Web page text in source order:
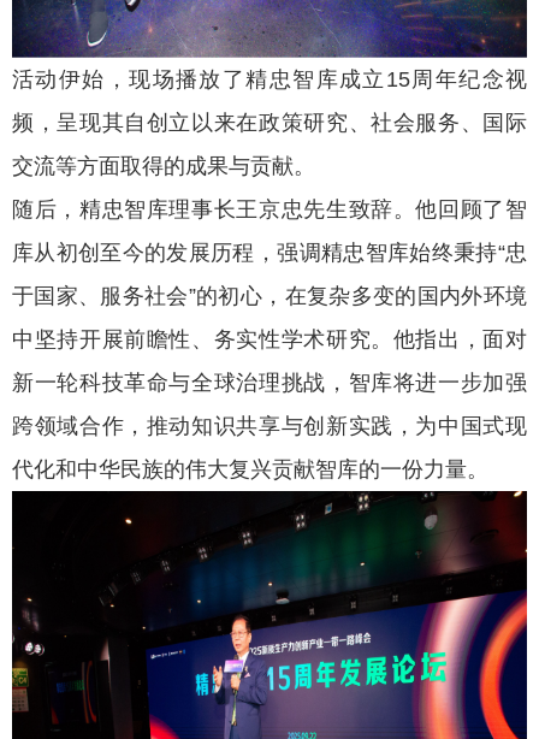
活动伊始，现场播放了精忠智库成立15周年纪念视
频，呈现其自创立以来在政策研究、社会服务、国际
交流等方面取得的成果与贡献。
随后，精忠智库理事长王京忠先生致辞。他回顾了智
库从初创至今的发展历程，强调精忠智库始终秉持“忠
于国家、服务社会”的初心，在复杂多变的国内外环境
中坚持开展前瞻性、务实性学术研究。他指出，面对
新一轮科技革命与全球治理挑战，智库将进一步加强
跨领域合作，推动知识共享与创新实践，为中国式现
代化和中华民族的伟大复兴贡献智库的一份力量。